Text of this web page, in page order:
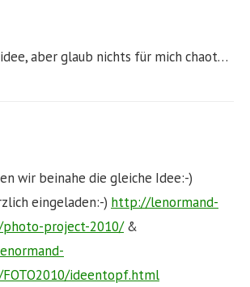
aber glaub nichts für mich chaot…
wir beinahe die gleiche Idee:-)
eingeladen:-) http://lenormand-
photo-project-2010/&
FOTO2010/ideentopf.html